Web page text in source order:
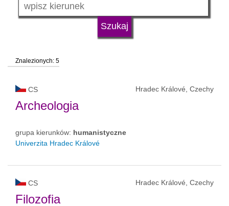
status uczelni
Znalezionych: 5
CS Hradec Králové, Czechy
Archeologia
grupa kierunków: humanistyczne
Univerzita Hradec Králové
CS Hradec Králové, Czechy
Filozofia